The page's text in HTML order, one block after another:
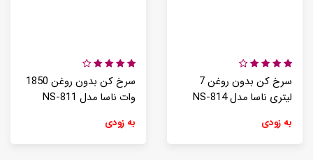
سرخ کن بدون روغن 7
لیتری ناسا مدل NS-814
به زودی
سرخ کن بدون روغن 1850
وات ناسا مدل NS-811
به زودی